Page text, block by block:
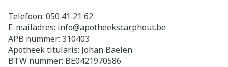
Telefoon: 050 41 21 62
E-mailadres: info@apotheekscarphout.be
APB nummer: 310403
Apotheek titularis: Johan Baelen
BTW nummer: BE0421970586